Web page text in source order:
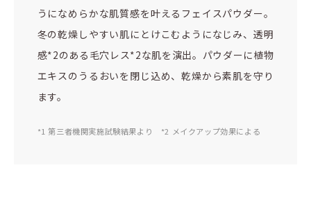
うになめらかな肌質感を叶えるフェイスパウダー。
冬の乾燥しやすい肌にとけこむようになじみ、透明
感*2のある毛穴レス*2な肌を演出。パウダーに植物
エキスのうるおいを閉じ込め、乾燥から素肌を守り
ます。
*1 第三者機関実施試験結果より *2 メイクアップ効果による